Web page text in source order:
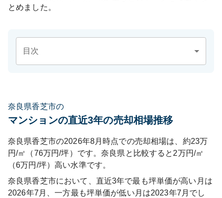
とめました。
目次
奈良県香芝市の
マンションの直近3年の売却相場推移
奈良県香芝市の2026年8月時点での売却相場は、約23万
円/㎡（76万円/坪）です。奈良県と比較すると2万円/㎡
（6万円/坪）高い水準です。
奈良県香芝市において、直近3年で最も坪単価が高い月は
2026年7月
、一方最も坪単価が低い月は2023年7月 でし